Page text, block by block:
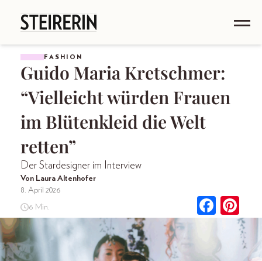
FASHION
Guido Maria Kretschmer:
“Vielleicht würden Frauen
im Blütenkleid die Welt
retten”
Der Stardesigner im Interview
Von Laura Altenhofer
8. April 2026
6 Min.